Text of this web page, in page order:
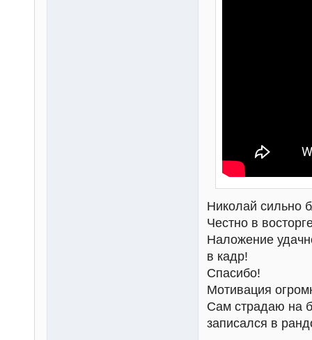
Николай сильно
Честно в
Наложение
в кадр!
Спасибо!
Мотивация
Сам страдаю на
записался в